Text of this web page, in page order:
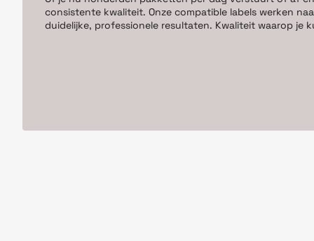
consistente kwaliteit. Onze compatible labels werken
duidelijke, professionele resultaten. Kwaliteit waarop je